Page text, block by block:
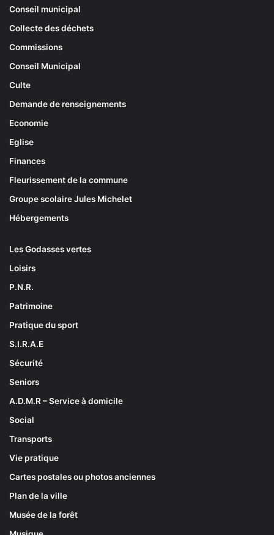
Conseil municipal
Collecte des déchets
Commissions
Conseil Municipal
Culte
Demande de renseignements
Economie
Eglise
Finances
Fleurissement de la commune
Groupe scolaire Jules Michelet
Hébergements
Les Godasses vertes
Loisirs
P.N.R.
Patrimoine
Pratique du sport
S.I.R.A.E
Sécurité
Seniors
A.D.M.R – Service à domicile
Social
Transports
Vie pratique
Cartes postales ou photos anciennes
Plan de la ville
Musée de la forêt